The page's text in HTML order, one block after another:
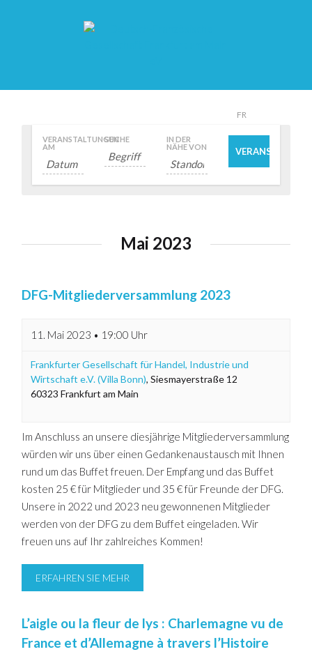
FR
VERANSTALTUNGEN
AM
SUCHE
IN DER
NÄHE VON
List
Mai 2023
DFG-Mitgliederversammlung 2023
11. Mai 2023 • 19:00 Uhr
Frankfurter Gesellschaft für Handel, Industrie und
Wirtschaft e.V. (Villa Bonn),Siesmayerstraße 12
60323 Frankfurt am Main
Im Anschluss an unsere diesjährige Mitgliederversammlung
würden wir uns über einen Gedankenaustausch mit Ihnen
rund um das Buffet freuen. Der Empfang und das Buffet
kosten 25 € für Mitglieder und 35 € für Freunde der DFG.
Unsere in 2022 und 2023 neu gewonnenen Mitglieder
werden von der DFG zu dem Buffet eingeladen. Wir
freuen uns auf Ihr zahlreiches Kommen!
ERFAHREN SIE MEHR
L’aigle ou la fleur de lys : Charlemagne vu de
France et d’Allemagne à travers l’Histoire